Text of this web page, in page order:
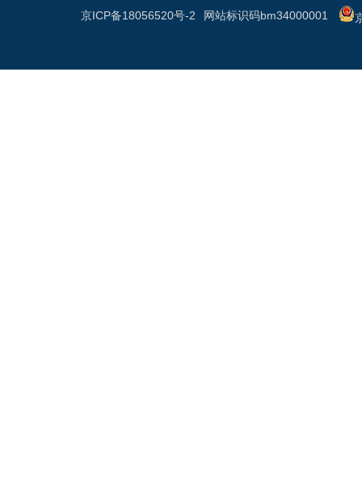
网站标识码bm34000001
京ICP备18056520号-2